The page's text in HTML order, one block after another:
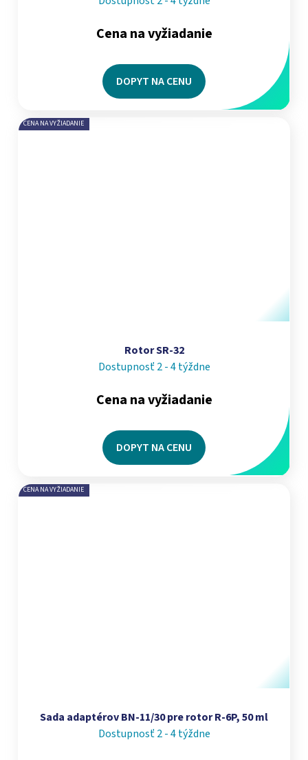
Cena na vyžiadanie
DOPYT NA CENU
CENA NA VYŽIADANIE
Rotor SR-32
Dostupnosť 2 - 4 týždne
Cena na vyžiadanie
DOPYT NA CENU
CENA NA VYŽIADANIE
Sada adaptérov BN-11/30 pre rotor R-6P, 50 ml
Dostupnosť 2 - 4 týždne